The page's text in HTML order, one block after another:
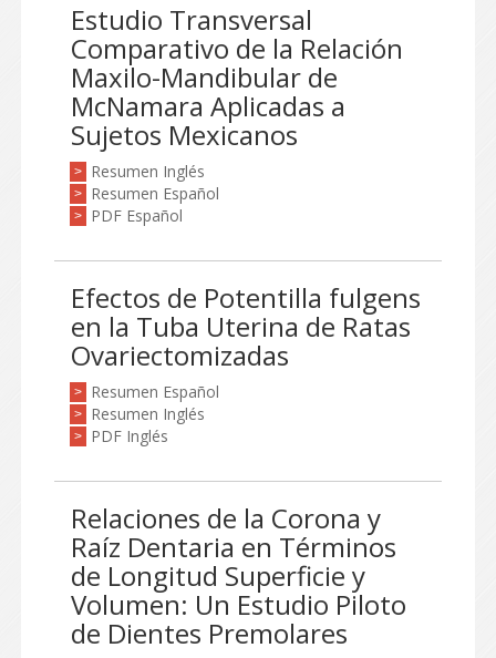
Estudio Transversal
Comparativo de la Relación
Maxilo-Mandibular de
McNamara Aplicadas a
Sujetos Mexicanos
> Resumen Inglés
> Resumen Español
> PDF Español
Efectos de Potentilla fulgens
en la Tuba Uterina de Ratas
Ovariectomizadas
> Resumen Español
> Resumen Inglés
> PDF Inglés
Relaciones de la Corona y
Raíz Dentaria en Términos
de Longitud Superficie y
Volumen: Un Estudio Piloto
de Dientes Premolares